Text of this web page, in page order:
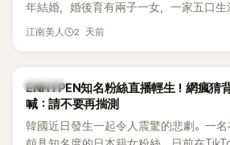
年結婚，婚後育有兩子一女，一家五口生
國演藝圈公認的模範夫妻。近日，星首度
江南美人 2 天前
K-POP
ENHYPEN知名粉絲直播輕生！網瘋
喊：請不要再揣測
韓國近日發生一起令人震驚的悲劇。一名